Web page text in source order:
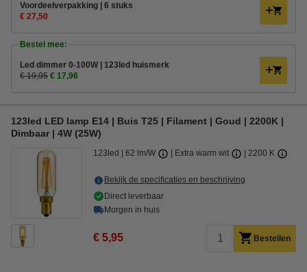
Voordeelverpakking | 6 stuks
€ 27,50
Bestel mee:
Led dimmer 0-100W | 123led huismerk
€ 19,95 € 17,96
123led LED lamp E14 | Buis T25 | Filament | Goud | 2200K |
Dimbaar | 4W (25W)
123led 62 lm/W Extra warm wit 2200 K
Bekijk de specificaties en beschrijving
Direct leverbaar
Morgen in huis
€ 5,95 Bestellen